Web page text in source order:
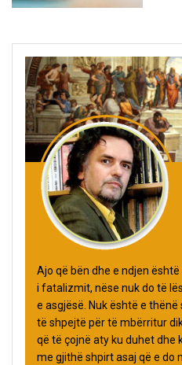
Ajo që bën dhe e ndjen
i fatalizmit, nëse nuk do të
e asgjësë. Nuk është e
të shpejtë për të mbërritur
që të çojnë aty ku duhet dhe
me gjithë shpirt asaj që e do